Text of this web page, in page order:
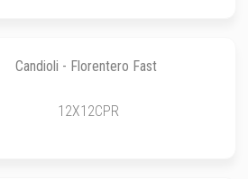
Candioli - Florentero Fast
12X12CPR